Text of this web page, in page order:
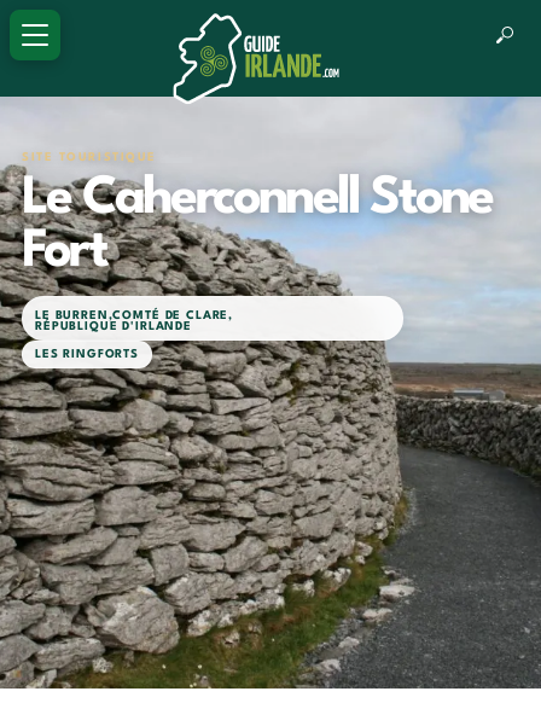
SITE TOURISTIQUE
Le Caherconnell Stone
Fort
LE BURREN ,COMTÉ DE CLARE,
RÉPUBLIQUE D'IRLANDE
LES RINGFORTS